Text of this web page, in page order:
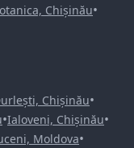
Chișinău•
Chișinău•
•Ialoveni, Chișinău•
Moldova•